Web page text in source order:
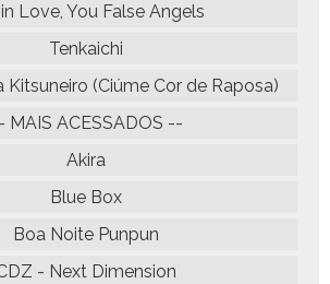
in Love, You False Angels
Tenkaichi
Kitsuneiro (Ciúme Cor de Raposa)
MAIS ACESSADOS --
Akira
Blue Box
Boa Noite Punpun
- Next Dimension